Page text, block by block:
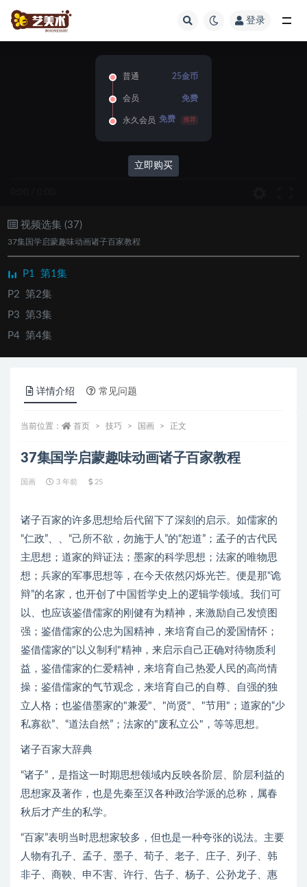
登录
普通 25金币
会员 免费
永久会员 免费 推荐
立即购买
视频选集 (37)
37集国学启蒙趣味动画诸子百家教程
P1 第1集
P2 第2集
P3 第3集
P4 第4集
P5 第5集
第7集
P10 第10集
P11 第11集
P13 第13集
P14 第14集
P15 第15集
P16
第16集
P18
第18集
P19 第19集
P20
第20集
P21
第21集
P22 第22集
P23 第23集
P24 第24集
P25 第25集
P26 第26集
P27
第27集
P28 第28集
P29 第29集
P30 第30集
详情介绍 常见问题
当前位置： 首页 技巧 国画 正文
37集国学启蒙趣味动画诸子百家教程
国画 3 年前 25
诸子百家的许多思想给后代留下了深刻的启示。如儒家的
“仁政”、、“己所不欲，勿施于人”的“恕道”；孟子的古代民
主思想；道家的辩证法；墨家的科学思想；法家的唯物思
想；兵家的军事思想等，在今天依然闪烁光芒。便是那“诡
辩”的名家，也开创了中国哲学史上的逻辑学领域。我们可
以、也应该鉴借儒家的刚健有为精神，来激励自己发愤图
强；鉴借儒家的公忠为国精神，来培育自己的爱国情怀；
鉴借儒家的"以义制利"精神，来启示自己正确对待物质利
益，鉴借儒家的仁爱精神，来培育自己热爱人民的高尚情
操；鉴借儒家的气节观念，来培育自己的自尊、自强的独
立人格；也鉴借墨家的"兼爱"、"尚贤"、"节用"；道家的“少
私寡欲”、“道法自然”；法家的"废私立公"，等等思想。
诸子百家大辞典
“诸子”，是指这一时期思想领域内反映各阶层、阶层利益的
思想家及著作，也是先秦至汉各种政治学派的总称，属春
秋后才产生的私学。
“百家”表明当时思想家较多，但也是一种夸张的说法。主要
人物有孔子、孟子、墨子、荀子、老子、庄子、列子、韩
非子、商鞅、申不害、许行、告子、杨子、公孙龙子、惠